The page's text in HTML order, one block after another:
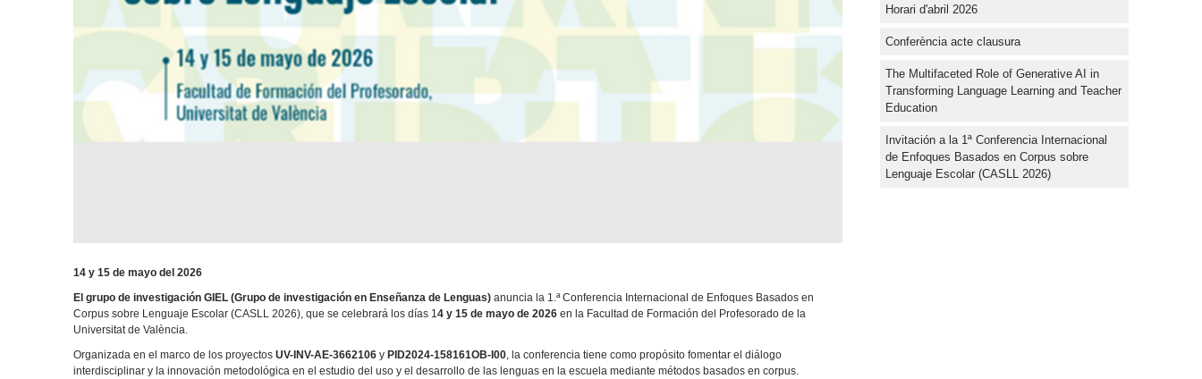
14 y 15 de mayo del 2026
El grupo de investigación GIEL (Grupo de investigación en Enseñanza de Lenguas) anuncia la 1.ª Conferencia Internacional de Enfoques Basados en
Corpus sobre Lenguaje Escolar (CASLL 2026), que se celebrará los días 14 y 15 de mayo de 2026 en la Facultad de Formación del Profesorado de la
Universitat de València.
Organizada en el marco de los proyectosUV-INV-AE-3662106y PID2024-158161OB-I00, la conferencia tiene como propósito fomentar el diálogo
interdisciplinar y la innovación metodológica en el estudio del uso y el desarrollo de las lenguas en la escuela mediante métodos basados en corpus.
Horari d'abril 2026
Conferència acte clausura
The Multifaceted Role of Generative AI in
Transforming Language Learning and Teacher
Education
Invitación a la 1ª Conferencia Internacional
de Enfoques Basados en Corpus sobre
Lenguaje Escolar (CASLL 2026)